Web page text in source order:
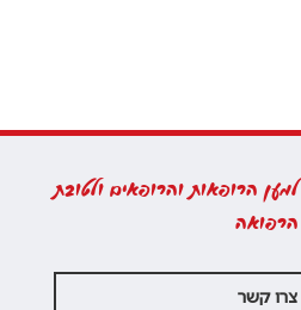
למען הרופאות והרופאים ולטובת
הרפואה
צרו קשר